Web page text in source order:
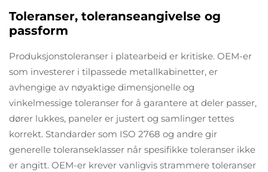
Toleranser, toleranseangivelse og
passform
Produksjonstoleranser i platearbeid er kritiske. OEM-er
som investerer i tilpassede metallkabinetter, er
avhengige av nøyaktige dimensjonelle og
vinkelmessige toleranser for å garantere at deler passer,
dører lukkes, paneler er justert og samlinger tettes
korrekt. Standarder som ISO 2768 og andre gir
generelle toleranseklasser når spesifikke toleranser ikke
er angitt. OEM-er krever vanligvis strammere toleranser